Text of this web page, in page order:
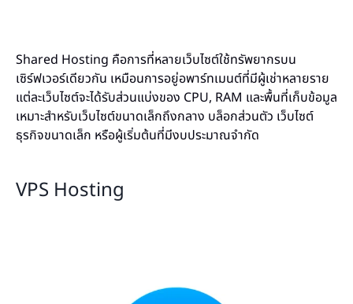
Shared Hosting คือการที่หลายเว็บไซต์ใช้ทรัพยากรบน
เซิร์ฟเวอร์เดียวกัน เหมือนการอยู่อพาร์ทเมนต์ที่มีผู้เช่าหลายราย
แต่ละเว็บไซต์จะได้รับส่วนแบ่งของ CPU, RAM และพื้นที่เก็บข้อมูล
เหมาะสำหรับเว็บไซต์ขนาดเล็กถึงกลาง บล็อกส่วนตัว เว็บไซต์
ธุรกิจขนาดเล็ก หรือผู้เริ่มต้นที่มีงบประมาณจำกัด
VPS Hosting